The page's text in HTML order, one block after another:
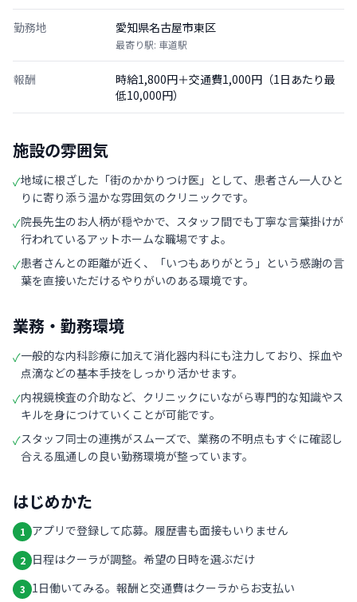
勤務地 愛知県名古屋市東区
最寄り駅: 車道駅
報酬
時給1,800円＋交通費1,000円（1日あたり最
低10,000円）
施設の雰囲気
✓地域に根ざした「街のかかりつけ医」として、患者さん一人ひと
りに寄り添う温かな雰囲気のクリニックです。
✓院長先生のお人柄が穏やかで、スタッフ間でも丁寧な言葉掛けが
行われているアットホームな職場ですよ。
✓患者さんとの距離が近く、「いつもありがとう」という感謝の言
葉を直接いただけるやりがいのある環境です。
業務・勤務環境
✓一般的な内科診療に加えて消化器内科にも注力しており、採血や
点滴などの基本手技をしっかり活かせます。
✓内視鏡検査の介助など、クリニックにいながら専門的な知識やス
キルを身につけていくことが可能です。
✓スタッフ同士の連携がスムーズで、業務の不明点もすぐに確認し
合える風通しの良い勤務環境が整っています。
はじめかた
1 アプリで登録して応募。履歴書も面接もいりません
2 日程はクーラが調整。希望の日時を選ぶだけ
3 1日働いてみる。報酬と交通費はクーラからお支払い